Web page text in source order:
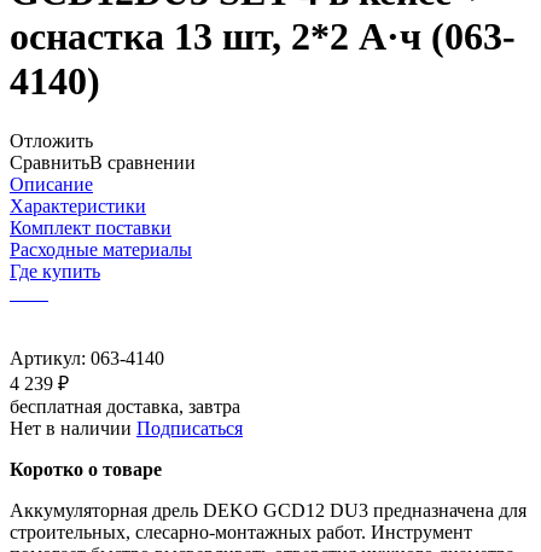
оснастка 13 шт, 2*2 А·ч (063-
4140)
Отложить
СравнитьВ сравнении
Описание
Характеристики
Комплект поставки
Расходные материалы
Где купить
Артикул: 063-4140
4 239 ₽
бесплатная доставка, завтра
Нет в наличии Подписаться
Коротко о товаре
Аккумуляторная дрель DEKO GCD12 DU3 предназначена для
строительных, слесарно-монтажных работ. Инструмент